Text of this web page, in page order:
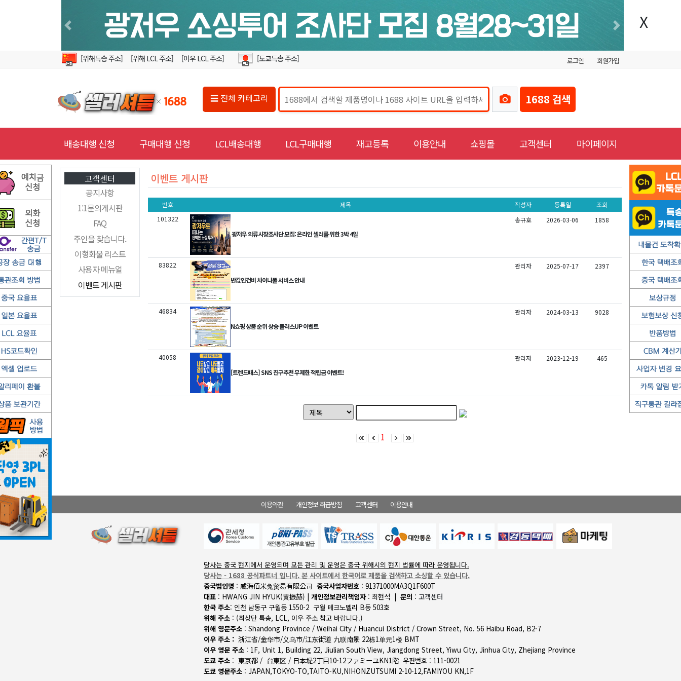
Previous Next X
[위해특송 주소] [위해 LCL 주소] [이우 LCL 주소] [도쿄특송 주소] 로그인 회원가입
☰ 전체 카테고리 1688 검색
배송대행 신청 구매대행 신청 LCL배송대행 LCL구매대행 재고등록 이용안내 쇼핑몰 고객센터 마이페이지
고객센터
공지사항
1:1문의게시판
FAQ
주인을 찾습니다.
이형화물 리스트
사용자 메뉴얼
이벤트 게시판
이벤트 게시판
번호 제목 작성자 등록일
조회
101322
광저우 의류시장조사단 모집: 온라인 셀러를 위한 3박 4일
송규호 2026-03-06 1858
83822
반값인건비 차이나풀 서비스 안내
관리자 2025-07-17 2397
46834
N쇼핑 상품 순위 상승 플러스UP 이벤트
관리자 2024-03-13 9028
40058
[트렌드패스] SNS 친구추천 무제한 적립금 이벤트!
관리자 2023-12-19 465
1
이용약관 개인정보 취급방침 고객센터 이용안내
당사는 중국 현지에서 운영되며 모든 관리 및 운영은 중국 위해시의 현지 법률에 따라 운영됩니다.
당사는 - 1688 공식파트너 입니다. 본 사이트에서 한국어로 제품을 검색하고 소싱할 수 있습니다.
중국법인명 : 威海佰米兔贸易有限公司 중국사업자번호 : 91371000MA3Q1F600T
대표 : HWANG JIN HYUK(黄振赫) | 개인정보관리책임자: 최현석 | 문의 : 고객센터
한국 주소: 인천 남동구 구월동 1550-2 구월 테크노벨리 B동 503호
위해 주소 : (최상단 특송, LCL, 이우 주소 참고 바랍니다.)
위해 영문주소 : Shandong Province / Weihai City / Huancui District / Crown Street, No. 56 Haibu Road, B2-7
이우 주소 : 浙江省/金华市/义乌市/江东街道 九联南景 22栋1单元1楼 BMT
이우 영문 주소 : 1F, Unit 1, Building 22, Jiulian South View, Jiangdong Street, Yiwu City, Jinhua City, Zhejiang Province
도쿄 주소 : 東京都 / 台東区 / 日本堤2丁目10-12ファミーユKN1階 우편번호 : 111-0021
도쿄 영문주소 : JAPAN,TOKYO-TO,TAITO-KU,NIHONZUTSUMI 2-10-12,FAMIYOU KN,1F